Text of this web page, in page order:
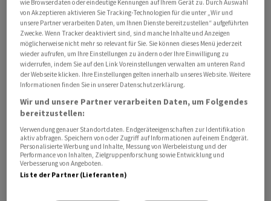
Pläne für eine Transformation in ein rein kommerzielles
Startup auf. Der ChatGPT-Entwickler sei als
gemeinnützige Organisation gegründet worden und
werde aktuell von einer gemeinnützigen Organisation
kontrolliert, schrieb Mitgründer und Chef Sam Altman
am Montag in einem Brief an die Beschäftigten. An dieser
Struktur werde sich nichts ändern. «Wir haben die
Entscheidung getroffen, nachdem wir mit führenden
Vertretern der Zivilgesellschaft sowie mit den
Generalstaatsanwälten der US-Bundesstaaten
Delaware und Kalifornien einen Dialog geführt haben.»
Der gewinnorientierte Teil von OpenAI solle in eine
wie Browserdaten oder eindeutige Kennungen auf Ihrem Gerät zu. Durch Auswahl
von Akzeptieren aktivieren Sie Tracking-Technologien für die unter „Wir und
unsere Partner verarbeiten Daten, um Ihnen Dienste bereitzustellen“ aufgeführten
Zwecke. Wenn Tracker deaktiviert sind, sind manche Inhalte und Anzeigen
möglicherweise nicht mehr so relevant für Sie. Sie können dieses Menü jederzeit
wieder aufrufen, um Ihre Einstellungen zu ändern oder Ihre Einwilligung zu
widerrufen, indem Sie auf den Link Voreinstellungen verwalten am unteren Rand
der Webseite klicken. Ihre Einstellungen gelten innerhalb unseres Website. Weitere
Informationen finden Sie in unserer Datenschutzerklärung.
Wir und unsere Partner verarbeiten Daten, um Folgendes
bereitzustellen:
Verwendung genauer Standortdaten. Endgeräteeigenschaften zur Identifikation
aktiv abfragen. Speichern von oder Zugriff auf Informationen auf einem Endgerät.
Personalisierte Werbung und Inhalte, Messung von Werbeleistung und der
Performance von Inhalten, Zielgruppenforschung sowie Entwicklung und
Verbesserung von Angeboten.
Liste der Partner (Lieferanten)